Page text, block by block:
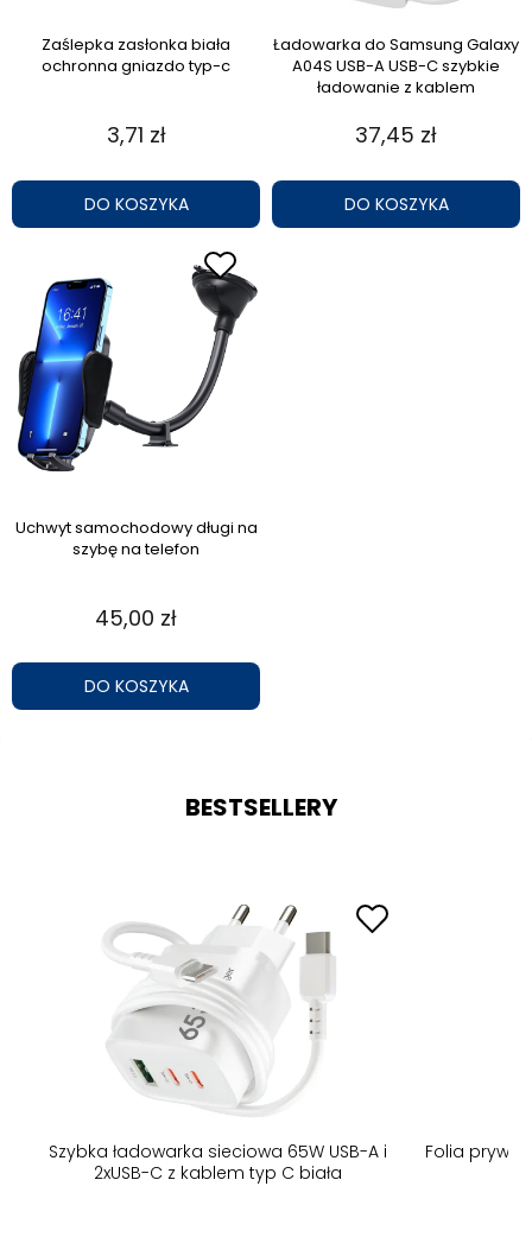
Zaślepka zasłonka biała
ochronna gniazdo typ-c
3,71 zł
DO KOSZYKA
Ładowarka do Samsung Galaxy
A04S USB-A USB-C szybkie
ładowanie z kablem
37,45 zł
DO KOSZYKA
Uchwyt samochodowy długi na
szybę na telefon
45,00 zł
DO KOSZYKA
BESTSELLERY
Szybka ładowarka sieciowa 65W USB-A i
2xUSB-C z kablem typ C biała
Folia